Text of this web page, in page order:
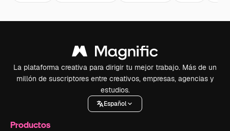
La plataforma creativa para dirigir tu mejor trabajo. Más de un
millón de suscriptores entre creativos, empresas, agencias y
estudios.
Español
Productos